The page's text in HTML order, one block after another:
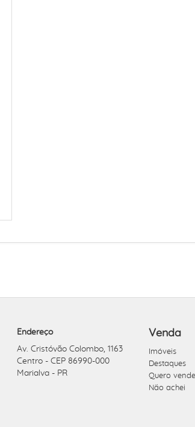
Endereço
Av. Cristóvão Colombo, 1163
Centro - CEP 86990-000
Marialva - PR
Venda
Imóveis
Destaques
Quero
Não achei